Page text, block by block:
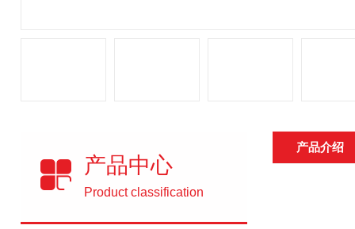
产品中心
Product classification
产品介绍